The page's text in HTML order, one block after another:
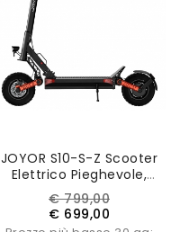
JOYOR S10-S-Z Scooter
Elettrico Pieghevole,
Batteria 60V 18Ah, Doppio
Motore 1000W, Indicatore
Di Direzione
Prezzo
base
€ 799,00Prezzo
€ 699,00